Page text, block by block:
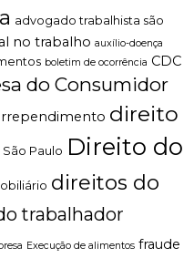
advogado trabalhista são
no trabalho auxílio-doença
boletim de ocorrência CDC
do Consumidor
direito
Paulo Direito do
direitos do
trabalhador
Execução de alimentos fraude